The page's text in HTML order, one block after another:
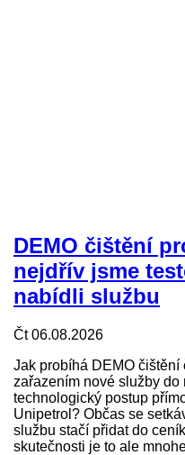
DEMO čištění
nejdřív jsme
nabídli službu
Čt 06.08.2026
Jak probíhá DEMO čištění
zařazením nové služby
technologický postup
Unipetrol? Občas se
službu stačí přidat do
skutečnosti je to ale